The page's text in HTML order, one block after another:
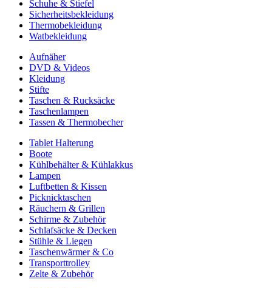
Schuhe & Stiefel
Sicherheitsbekleidung
Thermobekleidung
Watbekleidung
Aufnäher
DVD & Videos
Kleidung
Stifte
Taschen & Rucksäcke
Taschenlampen
Tassen & Thermobecher
Tablet Halterung
Boote
Kühlbehälter & Kühlakkus
Lampen
Luftbetten & Kissen
Picknicktaschen
Räuchern & Grillen
Schirme & Zubehör
Schlafsäcke & Decken
Stühle & Liegen
Taschenwärmer & Co
Transporttrolley
Zelte & Zubehör